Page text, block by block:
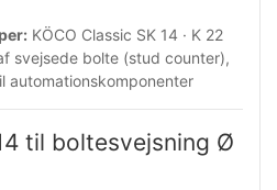
KÖCO Classic SK 14 · K 22
svejsede bolte (stud counter),
automationskomponenter
til boltesvejsning Ø